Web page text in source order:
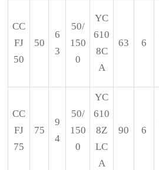
CC
FJ
50
50
6
3
50/
150
0
YC
610
8C
A
63 6
CC
FJ
75
75
9
4
50/
150
0
YC
610
8Z
LC
A
90 6